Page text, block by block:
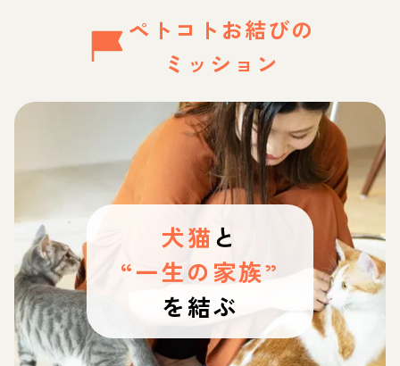
ペトコトお結びの
ミッション
犬猫 と
“一生の家族”
を結ぶ